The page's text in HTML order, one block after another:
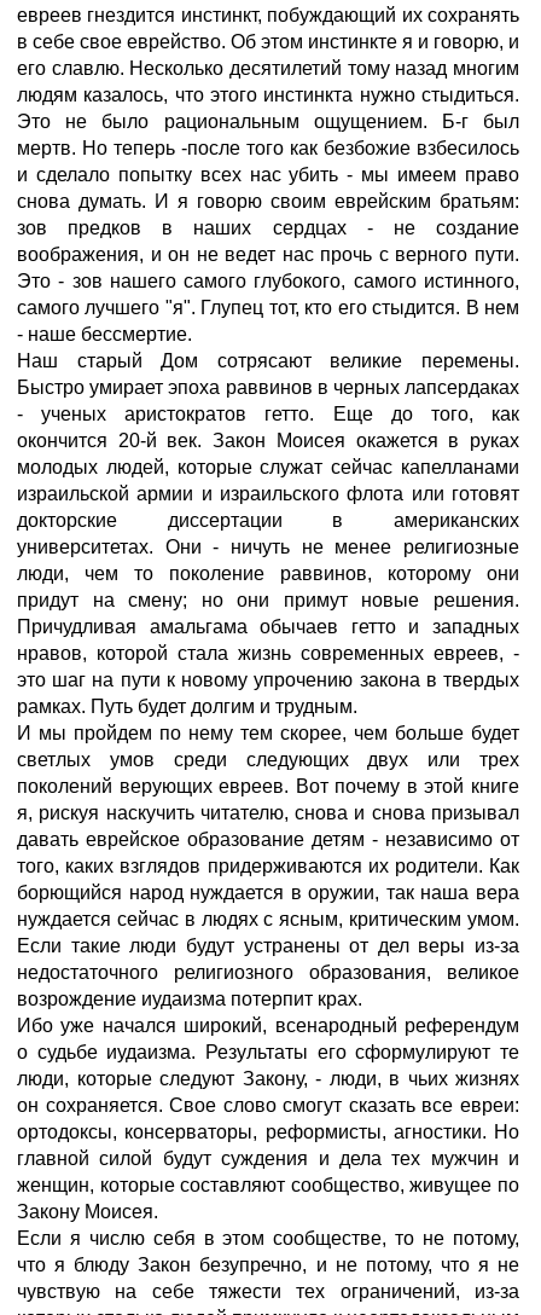
евреев гнездится инстинкт, побуждающий их сохранять
в себе свое еврейство. Об этом инстинкте я и говорю, и
его славлю. Несколько десятилетий тому назад многим
людям казалось, что этого инстинкта нужно стыдиться.
Это не было рациональным ощущением. Б-г был
мертв. Но теперь -после того как безбожие взбесилось
и сделало попытку всех нас убить - мы имеем право
снова думать. И я говорю своим еврейским братьям:
зов предков в наших сердцах - не создание
воображения, и он не ведет нас прочь с верного пути.
Это - зов нашего самого глубокого, самого истинного,
самого лучшего "я". Глупец тот, кто его стыдится. В нем
- наше бессмертие.
Наш старый Дом сотрясают великие перемены.
Быстро умирает эпоха раввинов в черных лапсердаках
- ученых аристократов гетто. Еще до того, как
окончится 20-й век. Закон Моисея окажется в руках
молодых людей, которые служат сейчас капелланами
израильской армии и израильского флота или готовят
докторские диссертации в американских
университетах. Они - ничуть не менее религиозные
люди, чем то поколение раввинов, которому они
придут на смену; но они примут новые решения.
Причудливая амальгама обычаев гетто и западных
нравов, которой стала жизнь современных евреев, -
это шаг на пути к новому упрочению закона в твердых
рамках. Путь будет долгим и трудным.
И мы пройдем по нему тем скорее, чем больше будет
светлых умов среди следующих двух или трех
поколений верующих евреев. Вот почему в этой книге
я, рискуя наскучить читателю, снова и снова призывал
давать еврейское образование детям - независимо от
того, каких взглядов придерживаются их родители. Как
борющийся народ нуждается в оружии, так наша вера
нуждается сейчас в людях с ясным, критическим умом.
Если такие люди будут устранены от дел веры из-за
недостаточного религиозного образования, великое
возрождение иудаизма потерпит крах.
Ибо уже начался широкий, всенародный референдум
о судьбе иудаизма. Результаты его сформулируют те
люди, которые следуют Закону, - люди, в чьих жизнях
он сохраняется. Свое слово смогут сказать все евреи:
ортодоксы, консерваторы, реформисты, агностики. Но
главной силой будут суждения и дела тех мужчин и
женщин, которые составляют сообщество, живущее по
Закону Моисея.
Если я числю себя в этом сообществе, то не потому,
что я блюду Закон безупречно, и не потому, что я не
чувствую на себе тяжести тех ограничений, из-за